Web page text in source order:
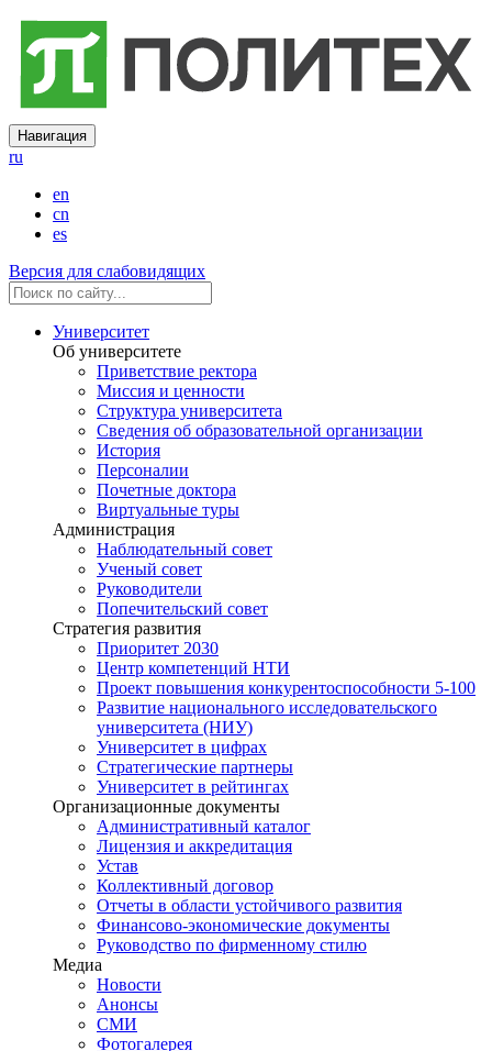
Навигация
ru
en
cn
es
Версия для слабовидящих
Университет
Об университете
Приветствие ректора
Миссия и ценности
Структура университета
Сведения об образовательной организации
История
Персоналии
Почетные доктора
Виртуальные туры
Администрация
Наблюдательный совет
Ученый совет
Руководители
Попечительский совет
Стратегия развития
Приоритет 2030
Центр компетенций НТИ
Проект повышения конкурентоспособности 5-100
Развитие национального исследовательского
университета (НИУ)
Университет в цифрах
Стратегические партнеры
Университет в рейтингах
Организационные документы
Административный каталог
Лицензия и аккредитация
Устав
Коллективный договор
Отчеты в области устойчивого развития
Финансово-экономические документы
Руководство по фирменному стилю
Медиа
Новости
Анонсы
СМИ
Фотогалерея